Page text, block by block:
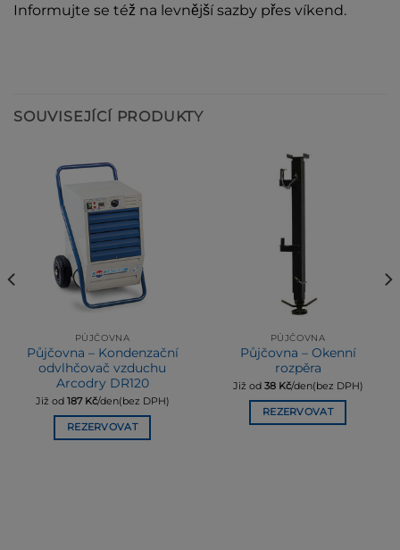
Informujte se též na levnější sazby přes víkend.
SOUVISEJÍCÍ PRODUKTY
PŮJČOVNA
Půjčovna – Kondenzační
odvlhčovač vzduchu
Arcodry DR120
Již od 187 Kč/den(bez DPH)
REZERVOVAT
PŮJČOVNA
Půjčovna – Okenní
rozpěra
Již od 38 Kč/den(bez DPH)
REZERVOVAT